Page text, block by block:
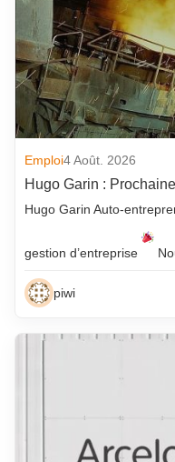
Emploi4 Août. 2026
Hugo Garin :
Hugo Garin Auto-
gestion d’entreprise
piwi